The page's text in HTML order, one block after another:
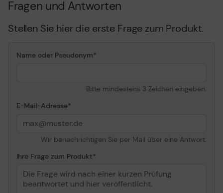
Fragen und Antworten
Stellen Sie hier die erste Frage zum Produkt.
Name oder Pseudonym
Bitte mindestens 3 Zeichen eingeben.
E-Mail-Adresse
Wir benachrichtigen Sie per Mail über eine Antwort.
Ihre Frage zum Produkt